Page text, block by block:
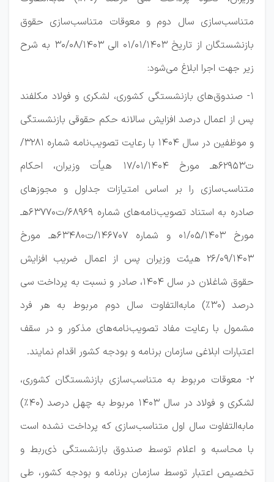
متناسب‌سازی سال دوم و معوقات متناسب‌سازی حقوق
بازنشستگان از تاریخ 01/01/1403 الی 30/08/1403 به شرح
زیر جهت اجرا ابلاغ می‌شود:
1- صندوق‌های بازنشستگی کشوری، لشکری و فولاد مکلفند
پس از اعمال درصد افزایش سالانه حکم حقوقی بازنشستگی
و موظفین در سال 1404 با رعایت تصویب‌نامه شماره 3281/
ت62953هـ مورخ 17/01/1404 هیأت وزیران، احکام
متناسب‌سازی را بر اساس امتیازات جداول و مجوزهای
صادره به استناد تصویب‌نامه‌های شماره 68969/ت63770هـ
مورخ 01/05/1403 و شماره 146707/ت63480هـ مورخ
26/09/1403 هیئت وزیران پس از اعمال ضریب افزایش
حقوق شاغلان در سال 1404، صادر و نسبت به پرداخت سی
درصد (30%) مابه‌التفاوت سال دوم مربوط به هر فرد
مشمول با رعایت مفاد تصویب‌نامه‌های مذکور و در سقف
اعتبارات ابلاغی سازمان برنامه و بودجه کشور اقدام نمایند.
2- معوقات مربوط به متناسب‌سازی بازنشستگان کشوری،
لشکری و فولاد در سال 1403 مربوط به چهل درصد (40%)
مابه‌التفاوت سال اول متناسب‌سازی که پرداخت نشده است
با محاسبه و اعلام توسط صندوق بازنشستگی ذی‌ربط و
تخصیص اعتبار توسط سازمان برنامه و بودجه کشور، طی